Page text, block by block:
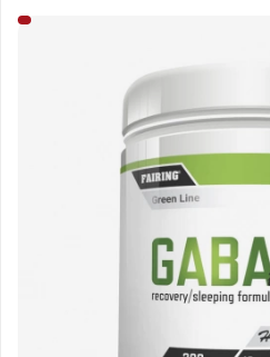
Tuotekuvat Fairing GABA te, 200 g